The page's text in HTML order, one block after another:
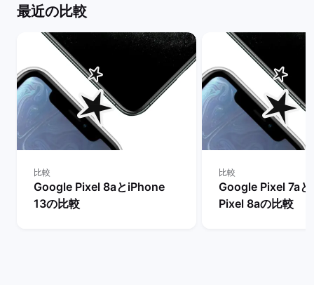
最近の比較
比較
Google Pixel 8aとiPhone
13の比較
比較
Google Pixel 7a
Pixel 8aの比較